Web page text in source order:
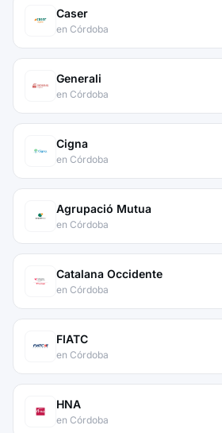
Caser
en Córdoba
Generali
en Córdoba
Cigna
en Córdoba
Agrupació Mutua
en Córdoba
Catalana Occidente
en Córdoba
FIATC
en Córdoba
HNA
en Córdoba